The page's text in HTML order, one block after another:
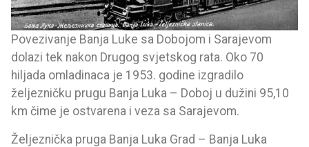
Povezivanje Banja Luke sa Dobojom i Sarajevom
dolazi tek nakon Drugog svjetskog rata. Oko 70
hiljada omladinaca je 1953. godine izgradilo
željezničku prugu Banja Luka – Doboj u dužini 95,10
km čime je ostvarena i veza sa Sarajevom.
Željeznička pruga Banja Luka Grad – Banja Luka